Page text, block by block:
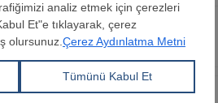
Ağustos döneminde geriledi
döneminde hafifçe düştü